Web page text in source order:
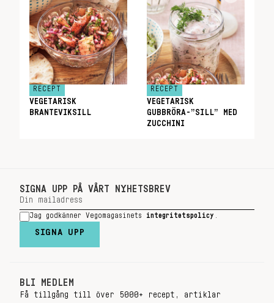
RECEPT
VEGETARISK
BRANTEVIKSILL
RECEPT
VEGETARISK
GUBBRÖRA-”SILL” MED
ZUCCHINI
SIGNA UPP PÅ VÅRT NYHETSBREV
Jag godkänner Vegomagasinets integritetspolicy
SIGNA UPP
BLI MEDLEM
Få tillgång till över 5000+ recept, artiklar